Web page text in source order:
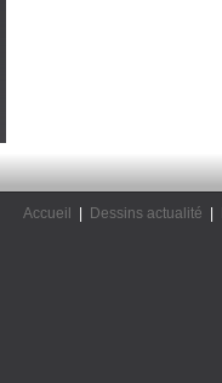
Accueil Dessins actualité